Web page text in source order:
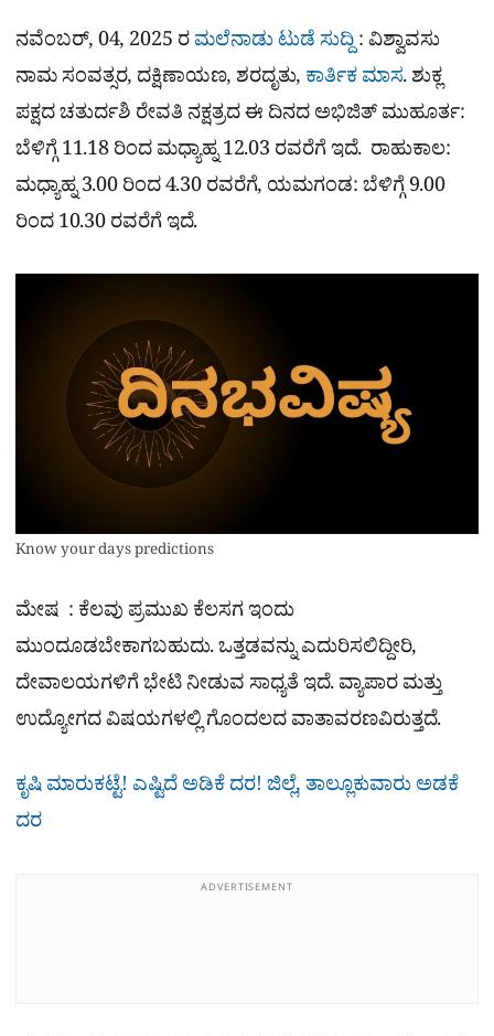
p
p
o
k
a
m
a
r
e
ನವೆಂಬರ್, 04, 2025 ರಮಲೆನಾಡು ಟುಡೆ ಸುದ್ದಿ: ವಿಶ್ವಾವಸು
ನಾಮ ಸಂವತ್ಸರ, ದಕ್ಷಿಣಾಯಣ, ಶರದೃತು, ಕಾರ್ತಿಕ ಮಾಸ. ಶುಕ್ಲ
ಪಕ್ಷದ ಚತುರ್ದಶಿ ರೇವತಿ ನಕ್ಷತ್ರದ ಈ ದಿನದ ಅಭಿಜಿತ್ ಮುಹೂರ್ತ:
ಬೆಳಿಗ್ಗೆ 11.18 ರಿಂದ ಮಧ್ಯಾಹ್ನ 12.03 ರವರೆಗೆ ಇದೆ. ರಾಹುಕಾಲ:
ಮಧ್ಯಾಹ್ನ 3.00 ರಿಂದ 4.30 ರವರೆಗೆ, ಯಮಗಂಡ: ಬೆಳಿಗ್ಗೆ 9.00
ರಿಂದ 10.30 ರವರೆಗೆ ಇದೆ.
Know your days predictions
ಮೇಷ : ಕೆಲವು ಪ್ರಮುಖ ಕೆಲಸಗ ಇಂದು
ಮುಂದೂಡಬೇಕಾಗಬಹುದು. ಒತ್ತಡವನ್ನು ಎದುರಿಸಲಿದ್ದೀರಿ,
ದೇವಾಲಯಗಳಿಗೆ ಭೇಟಿ ನೀಡುವ ಸಾಧ್ಯತೆ ಇದೆ. ವ್ಯಾಪಾರ ಮತ್ತು
ಉದ್ಯೋಗದ ವಿಷಯಗಳಲ್ಲಿ ಗೊಂದಲದ ವಾತಾವರಣವಿರುತ್ತದೆ.
ಕೃಷಿ ಮಾರುಕಟ್ಟೆ! ಎಷ್ಟಿದೆ ಅಡಿಕೆ ದರ! ಜಿಲ್ಲೆ, ತಾಲ್ಲೂಕುವಾರು ಅಡಕೆ
ದರ
ADVERTISEMENT